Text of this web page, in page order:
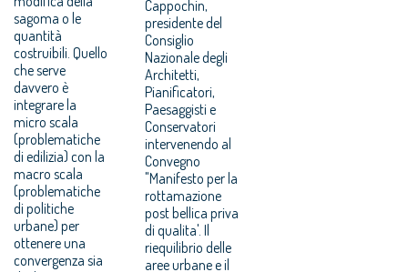
sagoma o le
quantità
costruibili. Quello
che serve
davvero è
integrare la
micro scala
(problematiche
di edilizia) con la
macro scala
(problematiche
di politiche
urbane) per
ottenere una
convergenza sia
Cappochin,
presidente del
Consiglio
Nazionale degli
Architetti,
Pianificatori,
Paesaggisti e
Conservatori
intervenendo al
Convegno
"Manifesto per la
rottamazione
post bellica priva
di qualita'. Il
riequilibrio delle
aree urbane e il